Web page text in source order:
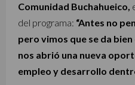
Comunidad Buchahueico,
del programa: “Antes no
pero vimos que se da
nos abrió una nueva
empleo y desarrollo